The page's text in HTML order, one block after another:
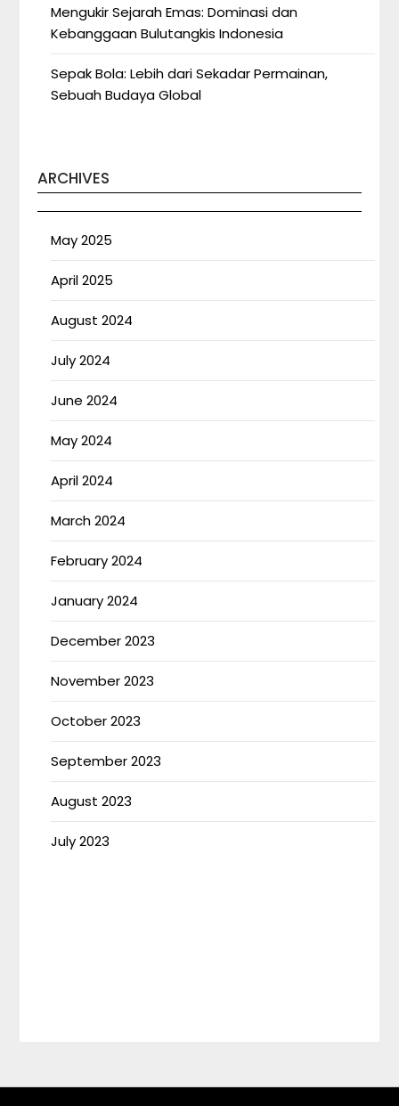
Mengukir Sejarah Emas: Dominasi dan
Kebanggaan Bulutangkis Indonesia
Sepak Bola: Lebih dari Sekadar Permainan,
Sebuah Budaya Global
ARCHIVES
May 2025
April 2025
August 2024
July 2024
June 2024
May 2024
April 2024
March 2024
February 2024
January 2024
December 2023
November 2023
October 2023
September 2023
August 2023
July 2023